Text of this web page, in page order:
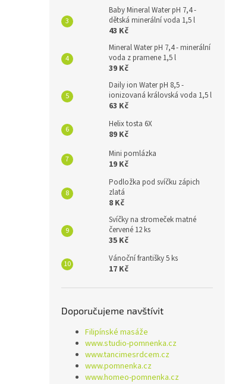
Baby Mineral Water pH 7,4 -
dětská minerální voda 1,5 l
43 Kč
Mineral Water pH 7,4 - minerální
voda z pramene 1,5 l
39 Kč
Daily ion Water pH 8,5 -
ionizovaná královská voda 1,5 l
63 Kč
Helix tosta 6X
89 Kč
Mini pomlázka
19 Kč
Podložka pod svíčku zápich
zlatá
8 Kč
Svíčky na stromeček matné
červené 12 ks
35 Kč
Vánoční františky 5 ks
17 Kč
Doporučujeme navštívit
Filipínské masáže
www.studio-pomnenka.cz
www.tancimesrdcem.cz
www.pomnenka.cz
www.homeo-pomnenka.cz